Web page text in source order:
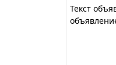
Текст